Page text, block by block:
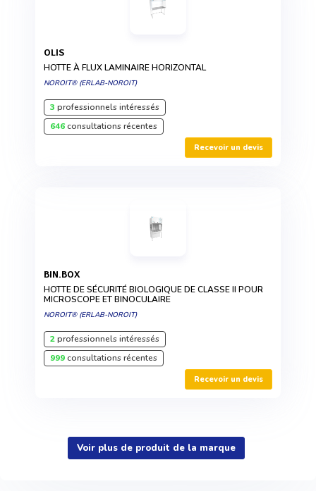
OLIS
HOTTE À FLUX LAMINAIRE HORIZONTAL
NOROIT® (ERLAB-NOROIT)
3 professionnels intéressés
646consultations récentes
Recevoir un devis
BIN.BOX
HOTTE DE SÉCURITÉ BIOLOGIQUE DE CLASSE II POUR
MICROSCOPE ET BINOCULAIRE
NOROIT® (ERLAB-NOROIT)
2professionnels intéressés
999consultations récentes
Recevoir un devis
Voir plus de produit de la marque